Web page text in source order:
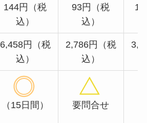
144円（税
込）
93円（税
込）
6,458円（税
込）
2,786円（税
込）
（15日間） 要問合せ